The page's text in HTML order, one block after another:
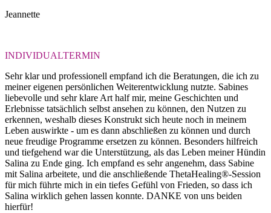
Jeannette
INDIVIDUALTERMIN
Sehr klar und professionell empfand ich die Beratungen, die ich zu
meiner eigenen persönlichen Weiterentwicklung nutzte. Sabines
liebevolle und sehr klare Art half mir, meine Geschichten und
Erlebnisse tatsächlich selbst ansehen zu können, den Nutzen zu
erkennen, weshalb dieses Konstrukt sich heute noch in meinem
Leben auswirkte - um es dann abschließen zu können und durch
neue freudige Programme ersetzen zu können. Besonders hilfreich
und tiefgehend war die Unterstützung, als das Leben meiner Hündin
Salina zu Ende ging. Ich empfand es sehr angenehm, dass Sabine
mit Salina arbeitete, und die anschließende ThetaHealing®-Session
für mich führte mich in ein tiefes Gefühl von Frieden, so dass ich
Salina wirklich gehen lassen konnte. DANKE von uns beiden
hierfür!